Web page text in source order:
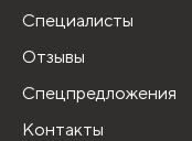
Специалисты
Отзывы
Спецпредложения
Контакты